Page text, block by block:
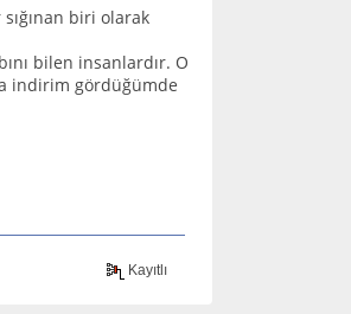
biri olarak
bilen insanlardır. O
indirim gördüğümde
Kayıtlı